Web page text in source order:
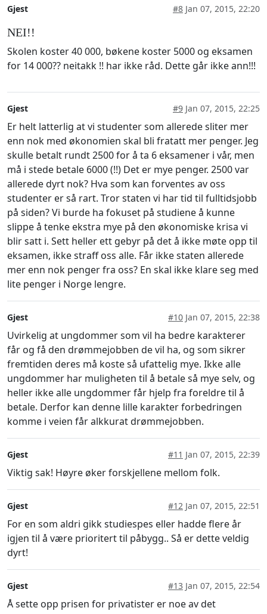
Gjest #8 Jan 07, 2015, 22:20
NEI!!
Skolen koster 40 000, bøkene koster 5000 og eksamen
for 14 000?? neitakk !! har ikke råd. Dette går ikke ann!!!
Gjest #9 Jan 07, 2015, 22:25
Er helt latterlig at vi studenter som allerede sliter mer
enn nok med økonomien skal bli fratatt mer penger. Jeg
skulle betalt rundt 2500 for å ta 6 eksamener i vår, men
må i stede betale 6000 (!!) Det er mye penger. 2500 var
allerede dyrt nok? Hva som kan forventes av oss
studenter er så rart. Tror staten vi har tid til fulltidsjobb
på siden? Vi burde ha fokuset på studiene å kunne
slippe å tenke ekstra mye på den økonomiske krisa vi
blir satt i. Sett heller ett gebyr på det å ikke møte opp til
eksamen, ikke straff oss alle. Får ikke staten allerede
mer enn nok penger fra oss? En skal ikke klare seg med
lite penger i Norge lengre.
Gjest #10 Jan 07, 2015, 22:38
Uvirkelig at ungdommer som vil ha bedre karakterer
får og få den drømmejobben de vil ha, og som sikrer
fremtiden deres må koste så ufattelig mye. Ikke alle
ungdommer har muligheten til å betale så mye selv, og
heller ikke alle ungdommer får hjelp fra foreldre til å
betale. Derfor kan denne lille karakter forbedringen
komme i veien får alkkurat drømmejobben.
Gjest #11 Jan 07, 2015, 22:39
Viktig sak! Høyre øker forskjellene mellom folk.
Gjest #12 Jan 07, 2015, 22:51
For en som aldri gikk studiespes eller hadde flere år
igjen til å være prioritert til påbygg.. Så er dette veldig
dyrt!
Gjest #13 Jan 07, 2015, 22:54
Å sette opp prisen for privatister er noe av det